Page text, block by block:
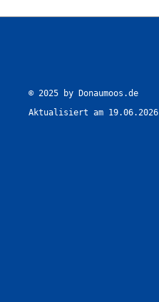
© 2025 by Donaumoos.de
Aktualisiert am 19.06.2026